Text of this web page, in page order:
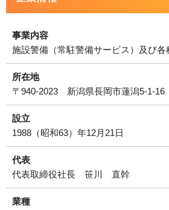
事業内容
施設警備（常駐警備サービス）及び
所在地
〒940-2023 新潟県長岡市蓮潟5-1-16
設立
1988（昭和63）年12月21日
代表
代表取締役社長 笹川 直幹
業種